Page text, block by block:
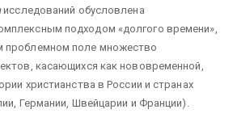
исследований обусловлена
подходом «долгого времени»,
поле множество
касающихся как нововременной,
христианства в России и странах
Германии, Швейцарии и Франции).